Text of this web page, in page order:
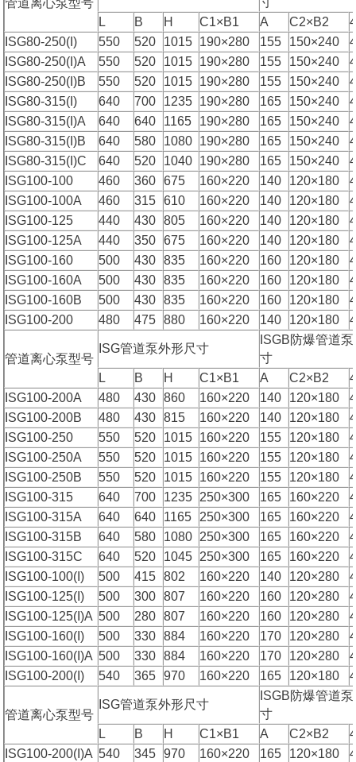
L
B H C1×B1 A C2×B2
ISG80-250(I)
550 520 1015 190×280 155 150×240
ISG80-250(I)A
550 520 1015 190×280 155 150×240
ISG80-250(I)B
550 520 1015 190×280 155 150×240
ISG80-315(I)
640 700 1235 190×280 165 150×240
ISG80-315(I)A
640 640 1165 190×280 165 150×240
ISG80-315(I)B
640 580 1080 190×280 165 150×240
ISG80-315(I)C
640 520 1040 190×280 165 150×240
ISG100-100
460 360 675 160×220 140 120×180
ISG100-100A
460 315 610 160×220 140 120×180
ISG100-125
440 430 805 160×220 140 120×180
ISG100-125A
440 350 675 160×220 140 120×180
ISG100-160
500 430 835 160×220 160 120×180
ISG100-160A
500 430 835 160×220 160 120×180
ISG100-160B
500 430 835 160×220 160 120×180
ISG100-200
480 475 880 160×220 140 120×180
管道离心泵型号
ISG管道泵外形尺寸
ISGB防爆管道
寸
L
B H C1×B1 A C2×B2
ISG100-200A
480 430 860 160×220 140 120×180
ISG100-200B
480 430 815 160×220 140 120×180
ISG100-250
550 520 1015 160×220 155 120×180
ISG100-250A
550 520 1015 160×220 155 120×180
ISG100-250B
550 520 1015 160×220 155 120×180
ISG100-315
640 700 1235 250×300 165 160×220
ISG100-315A
640 640 1165 250×300 165 160×220
ISG100-315B
640 580 1080 250×300 165 160×220
ISG100-315C
640 520 1045 250×300 165 160×220
ISG100-100(I)
500 415 802 160×220 140 120×280
ISG100-125(I)
500 300 807 160×220 160 120×280
ISG100-125(I)A 500 280 807 160×220 160 120×280
ISG100-160(I)
500 330 884 160×220 170 120×280
ISG100-160(I)A 500 330 884 160×220 170 120×280
ISG100-200(I)
540 365 970 160×220 165 120×180
管道离心泵型号
ISG管道泵外形尺寸
ISGB防爆管道
寸
L
B H C1×B1 A C2×B2
ISG100-200(I)A 540 345 970 160×220 165 120×180